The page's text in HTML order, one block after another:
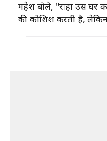
महेश बोले, "राहा उस घर
की कोशिश करती है,